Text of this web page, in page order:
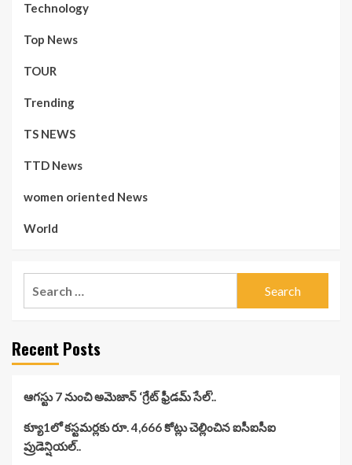
Technology
Top News
TOUR
Trending
TS NEWS
TTD News
women oriented News
World
Recent Posts
ఆగస్టు 7 నుంచి అమెజాన్ ‘గ్రేట్ ఫ్రీడమ్ సేల్’..
క్యూ1లో కస్టమర్లకు రూ. 4,666 కోట్లు చెల్లించిన ఐసీఐసీఐ
ప్రుడెన్షియల్..